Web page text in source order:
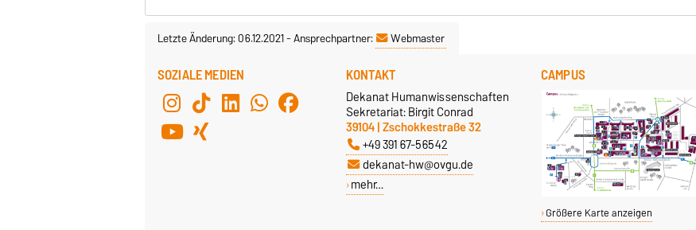
Letzte Änderung: 06.12.2021-Ansprechpartner: Webmaster
SOZIALE MEDIEN KONTAKT
Dekanat Humanwissenschaften
Sekretariat: Birgit Conrad
39104 | Zschokkestraße 32
+49 391 67-56542
dekanat-hw@ovgu.de
mehr…
CAMPUS
Größere Karte anzeigen